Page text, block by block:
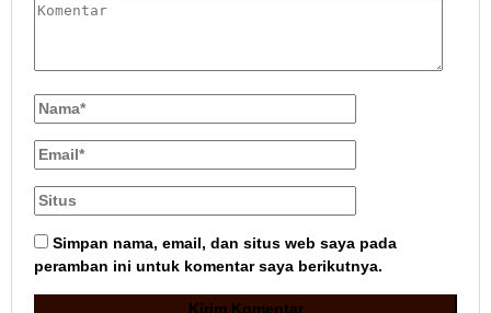
Simpan nama, email, dan situs web saya pada
peramban ini untuk komentar saya berikutnya.